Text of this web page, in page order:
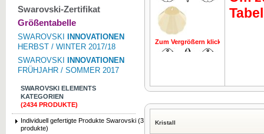
Swarovski-Zertifikat
Größentabelle
SWAROVSKI
INNOVATIONEN
HERBST / WINTER 2017/18
SWAROVSKI
INNOVATIONEN
FRÜHJAHR / SOMMER 2017
SWAROVSKI ELEMENTS
KATEGORIEN
(2434 PRODUKTE)
Individuell gefertigte Produkte Swarovski (3
produkte)
Zum Vergrößern klicken
Zum Vergrößern klicken
Kristall